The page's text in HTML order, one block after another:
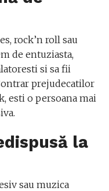
rock’n roll sau
de entuziasta,
si sa fii
prejudecatilor
esti o persoana mai
la
sau muzica